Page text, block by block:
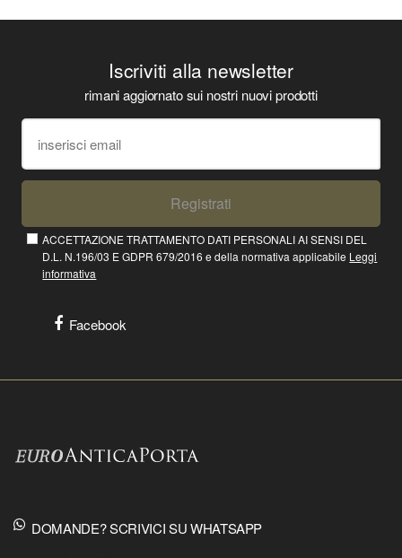
Iscriviti alla newsletter
rimani aggiornato sui nostri nuovi prodotti
Registrati
ACCETTAZIONE TRATTAMENTO DATI PERSONALI AI SENSI DEL
D.L. N.196/03 E GDPR 679/2016 e della normativa applicabile Leggi
informativa
Facebook
DOMANDE? SCRIVICI SU WHATSAPP